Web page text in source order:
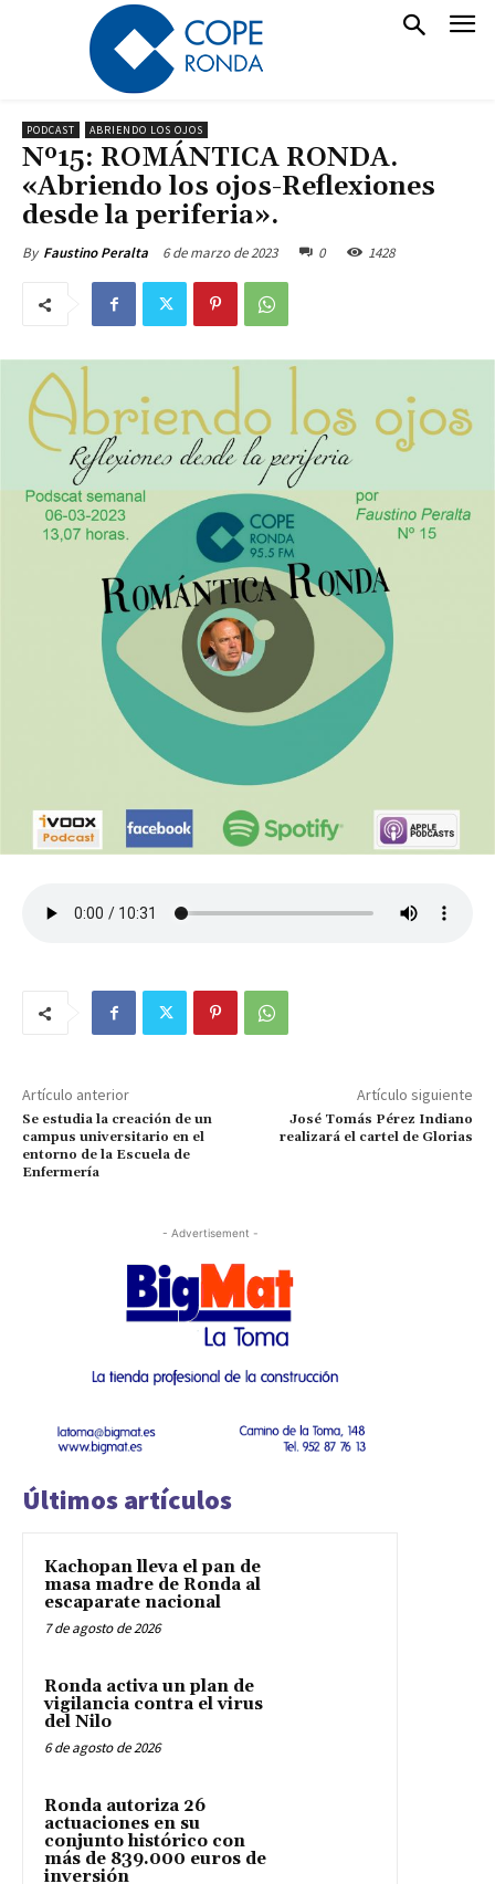
PODCAST ABRIENDO LOS OJOS
Nº15: ROMÁNTICA RONDA.
«Abriendo los ojos-Reflexiones
desde la periferia».
By Faustino Peralta 6 de marzo de 2023 0 1428
Artículo anterior
Se estudia la creación de un
campus universitario en el
entorno de la Escuela de
Enfermería
Artículo siguiente
José Tomás Pérez Indiano
realizará el cartel de Glorias
- Advertisement -
Últimos artículos
Kachopan lleva el pan de
masa madre de Ronda al
escaparate nacional
7 de agosto de 2026
Ronda activa un plan de
vigilancia contra el virus
del Nilo
6 de agosto de 2026
Ronda autoriza 26
actuaciones en su
conjunto histórico con
más de 839.000 euros de
inversión